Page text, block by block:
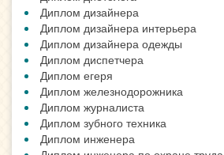
Диплом дизайнера
Диплом дизайнера интерьера
Диплом дизайнера одежды
Диплом диспетчера
Диплом егеря
Диплом железнодорожника
Диплом журналиста
Диплом зубного техника
Диплом инженера